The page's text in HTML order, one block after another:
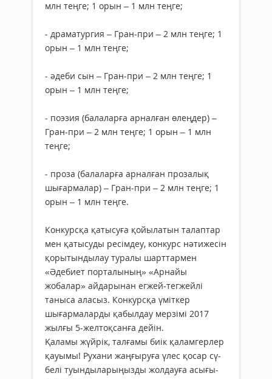
млн теңге; 1 орын – 1 млн теңге;
- драматургия – Гран-при – 2 млн теңге; 1
орын – 1 млн теңге;
- әдеби сын – Гран-при – 2 млн теңге; 1
орын – 1 млн теңге;
- поэзия (балаларға арнал­ған өлеңдер) –
Гран-при – 2 млн теңге; 1 орын – 1 млн
теңге;
- проза (балаларға арнал­ған прозалық
шы­ғар­малар) – Гран-при – 2 млн теңге; 1
орын – 1 млн теңге.
Конкурсқа қатысуға қойы­латын талаптар
мен қаты­суды ресімдеу, конкурс нәтижесін
қоры­тын­ды­лау туралы шарттармен
«Әдебиет порталының» «Ар­найы
жобалар» айдарынан егжей-тегжейлі
таныса аласыз. Конкурсқа үміт­кер
шығармаларды қабыл­дау мер­зімі 2017
жылғы 5-жел­тоқ­санға дейін.
Қаламы жүйрік, талғамы биік қа­лам­герлер
қауымы! Рухани жаңғыруға үлес қосар сү­
бе­лі туын­ды­лары­ңызды жолдауға асығы­